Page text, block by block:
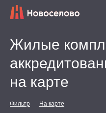
Жилые
на карте
Фильтр На карте